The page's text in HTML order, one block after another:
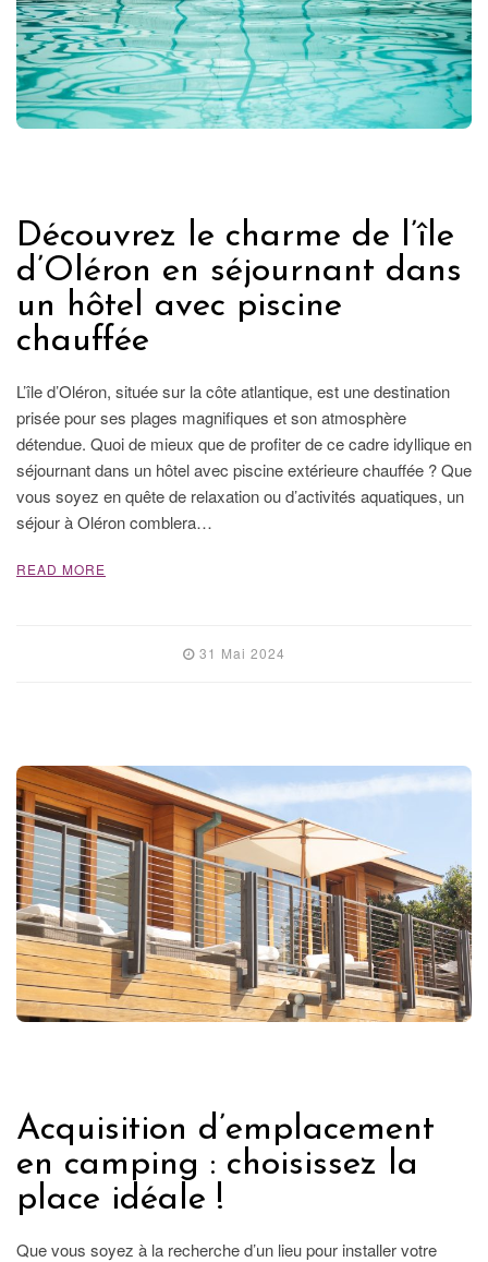
Découvrez le charme de l’île
d’Oléron en séjournant dans
un hôtel avec piscine
chauffée
L’île d’Oléron, située sur la côte atlantique, est une destination
prisée pour ses plages magnifiques et son atmosphère
détendue. Quoi de mieux que de profiter de ce cadre idyllique en
séjournant dans un hôtel avec piscine extérieure chauffée ? Que
vous soyez en quête de relaxation ou d’activités aquatiques, un
séjour à Oléron comblera…
READ MORE
31 Mai 2024
Acquisition d’emplacement
en camping : choisissez la
place idéale !
Que vous soyez à la recherche d’un lieu pour installer votre